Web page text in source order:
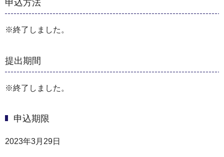
申込方法
※終了しました。
提出期間
※終了しました。
申込期限
2023年3月29日